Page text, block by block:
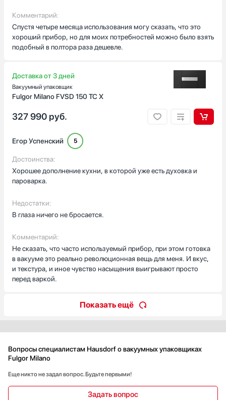
Комментарий:
Спустя четыре месяца использования могу сказать, что это
хороший прибор, но для моих потребностей можно было взять
подобный в полтора раза дешевле.
Доставка от 3 дней
Вакуумный упаковщик
Fulgor Milano FVSD 150 TC X
327 990 руб.
Егор Успенский 5
Достоинства:
Хорошее дополнение кухни, в которой уже есть духовка и
пароварка.
Недостатки:
В глаза ничего не бросается.
Комментарий:
Не сказать, что часто используемый прибор, при этом готовка
в вакууме это реально революционная вещь для меня. И вкус,
и текстура, и иное чувство насыщения выигрывают просто
перед варкой.
Показать ещё
Вопросы специалистам Hausdorf о вакуумных упаковщиках
Fulgor Milano
Еще никто не задал вопрос. Будьте первыми!
Задать вопрос